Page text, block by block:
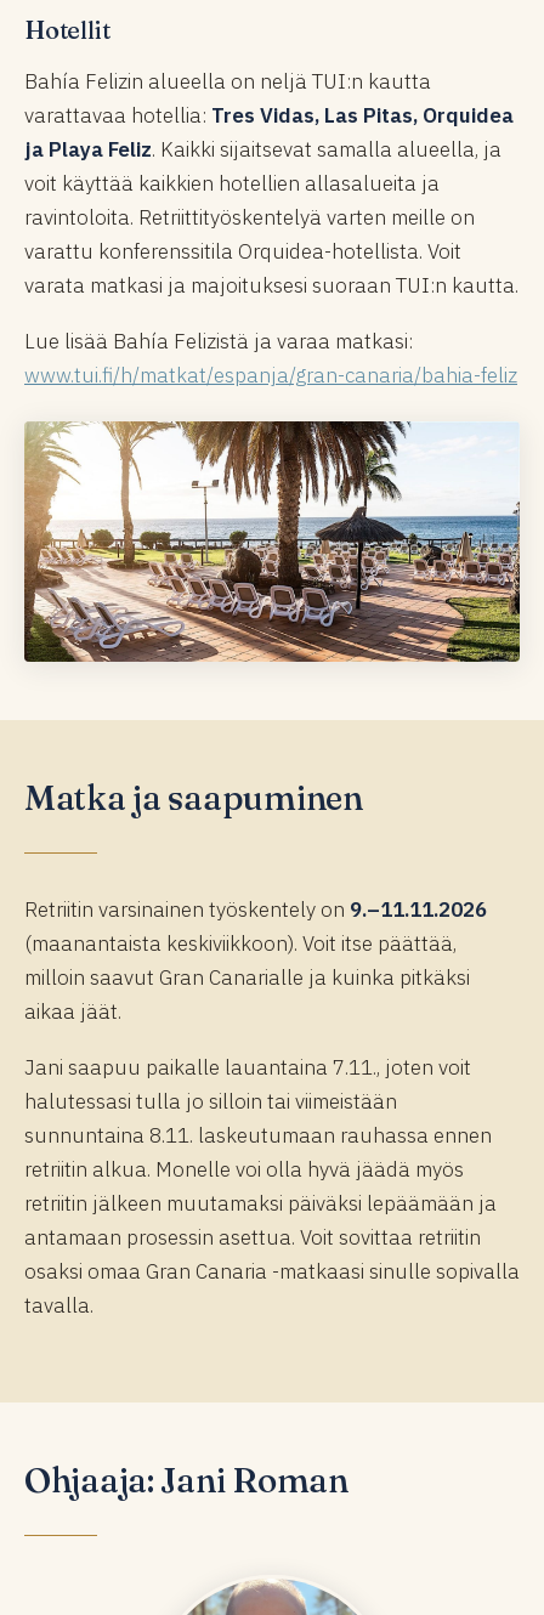
Hotellit
Bahía Felizin alueella on neljä TUI:n kautta
varattavaa hotellia: Tres Vidas, Las Pitas, Orquidea
ja Playa Feliz. Kaikki sijaitsevat samalla alueella, ja
voit käyttää kaikkien hotellien allasalueita ja
ravintoloita. Retriittityöskentelyä varten meille on
varattu konferenssitila Orquidea-hotellista. Voit
varata matkasi ja majoituksesi suoraan TUI:n kautta.
Lue lisää Bahía Felizistä ja varaa matkasi:
www.tui.fi/h/matkat/espanja/gran-canaria/bahia-feliz
Matka ja saapuminen
Retriitin varsinainen työskentely on 9.–11.11.2026
(maanantaista keskiviikkoon). Voit itse päättää,
milloin saavut Gran Canarialle ja kuinka pitkäksi
aikaa jäät.
Jani saapuu paikalle lauantaina 7.11., joten voit
halutessasi tulla jo silloin tai viimeistään
sunnuntaina 8.11. laskeutumaan rauhassa ennen
retriitin alkua. Monelle voi olla hyvä jäädä myös
retriitin jälkeen muutamaksi päiväksi lepäämään ja
antamaan prosessin asettua. Voit sovittaa retriitin
osaksi omaa Gran Canaria -matkaasi sinulle sopivalla
tavalla.
Ohjaaja: Jani Roman